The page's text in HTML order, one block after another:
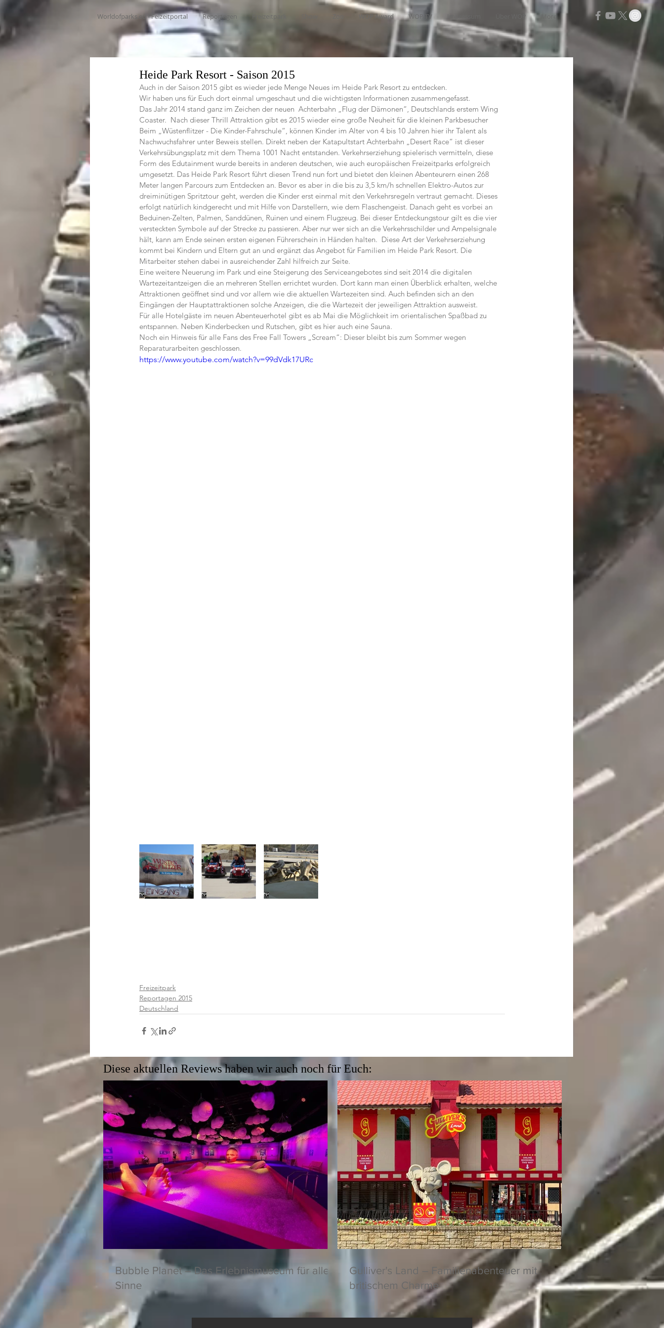
Worldofparks.eu - Feizeitportal Reportagen Freizeitpark WOP Award WOP-TV Über WOP More
Heide Park Resort - Saison 2015
Auch in der Saison 2015 gibt es wieder jede Menge Neues im Heide Park Resort zu entdecken.
Wir haben uns für Euch dort einmal umgeschaut und die wichtigsten Informationen zusammengefasst.
Das Jahr 2014 stand ganz im Zeichen der neuen  Achterbahn „Flug der Dämonen“, Deutschlands erstem Wing
Coaster.  Nach dieser Thrill Attraktion gibt es 2015 wieder eine große Neuheit für die kleinen Parkbesucher
Beim „Wüstenflitzer - Die Kinder-Fahrschule“, können Kinder im Alter von 4 bis 10 Jahren hier ihr Talent als
Nachwuchsfahrer unter Beweis stellen. Direkt neben der Katapultstart Achterbahn „Desert Race“ ist dieser
Verkehrsübungsplatz mit dem Thema 1001 Nacht entstanden. Verkehrserziehung spielerisch vermitteln, diese
Form des Edutainment wurde bereits in anderen deutschen, wie auch europäischen Freizeitparks erfolgreich
umgesetzt. Das Heide Park Resort führt diesen Trend nun fort und bietet den kleinen Abenteurern einen 268
Meter langen Parcours zum Entdecken an. Bevor es aber in die bis zu 3,5 km/h schnellen Elektro-Autos zur
dreiminütigen Spritztour geht, werden die Kinder erst einmal mit den Verkehrsregeln vertraut gemacht. Dieses
erfolgt natürlich kindgerecht und mit Hilfe von Darstellern, wie dem Flaschengeist. Danach geht es vorbei an
Beduinen-Zelten, Palmen, Sanddünen, Ruinen und einem Flugzeug. Bei dieser Entdeckungstour gilt es die vier
versteckten Symbole auf der Strecke zu passieren. Aber nur wer sich an die Verkehrsschilder und Ampelsignale
hält, kann am Ende seinen ersten eigenen Führerschein in Händen halten.  Diese Art der Verkehrserziehung
kommt bei Kindern und Eltern gut an und ergänzt das Angebot für Familien im Heide Park Resort. Die
Mitarbeiter stehen dabei in ausreichender Zahl hilfreich zur Seite.
Eine weitere Neuerung im Park und eine Steigerung des Serviceangebotes sind seit 2014 die digitalen
Wartezeitantzeigen die an mehreren Stellen errichtet wurden. Dort kann man einen Überblick erhalten, welche
Attraktionen geöffnet sind und vor allem wie die aktuellen Wartezeiten sind. Auch befinden sich an den
Eingängen der Hauptattraktionen solche Anzeigen, die die Wartezeit der jeweiligen Attraktion ausweist.
Für alle Hotelgäste im neuen Abenteuerhotel gibt es ab Mai die Möglichkeit im orientalischen Spaßbad zu
entspannen. Neben Kinderbecken und Rutschen, gibt es hier auch eine Sauna.
Noch ein Hinweis für alle Fans des Free Fall Towers „Scream“: Dieser bleibt bis zum Sommer wegen
Reparaturarbeiten geschlossen.
https://www.youtube.com/watch?v=99dVdk17URc
Freizeitpark
Reportagen 2015
Deutschland
Diese aktuellen Reviews haben wir auch noch für Euch:
Bubble Planet – Das Erlebnismuseum für alle
Sinne
Gulliver's Land – Familienabenteuer mit
britischem Charme